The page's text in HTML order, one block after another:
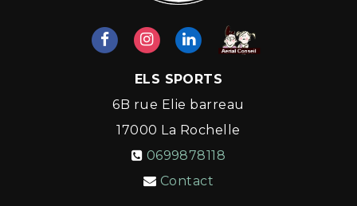
ELS SPORTS
6B rue Elie barreau
17000 La Rochelle
0699878118
Contact